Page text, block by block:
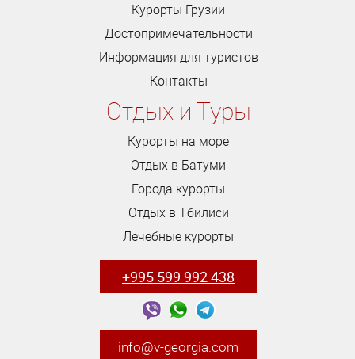
Курорты Грузии
Достопримечательности
Информация для туристов
Контакты
Отдых и Туры
Курорты на море
Отдых в Батуми
Города курорты
Отдых в Тбилиси
Лечебные курорты
+995 599 992 438
info@v-georgia.com